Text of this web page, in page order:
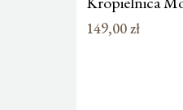
149,00zł